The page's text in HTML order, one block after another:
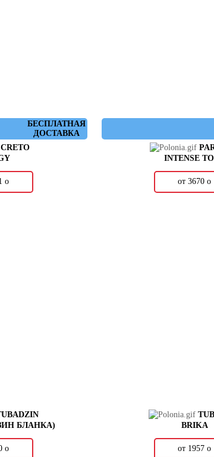
БЕСПЛАТНАЯ
ДОСТАВКА
CRETO
о
INTENSE
от 3670о
БЛАНКА)
о
BRIKA
от 1957о